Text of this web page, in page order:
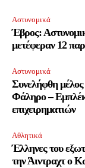
Αστυνομικά
Έβρος:
μετέφεραν 12
Αστυνομικά
Συνελήφθη
Φάληρο –
επιχειρηματιών
Αθλητικά
Έλληνες του
την Άιντραχτ ο